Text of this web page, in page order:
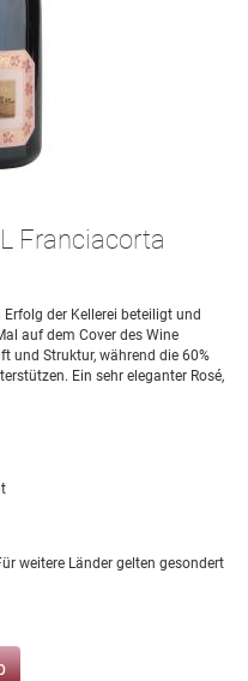
Franciacorta
der Kellerei beteiligt und
auf dem Cover des Wine
und Struktur, während die 60%
Ein sehr eleganter Rosé,
weitere Länder gelten gesondert